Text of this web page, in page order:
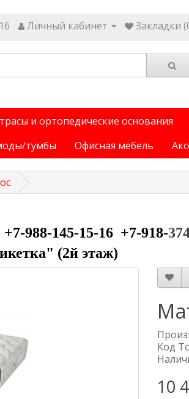
Личный кабинет Закладки
и ортопедические основания
тумбы Офисная мебель
988-145-15-16 +7-918-
(2й этаж)
Код
10